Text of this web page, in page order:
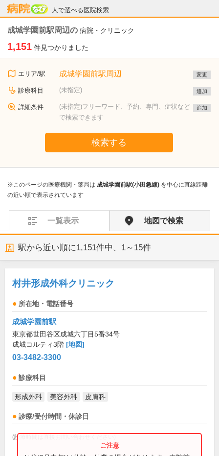
人で選べる医院検索
病院なび
成城学園前駅周辺の 病院・クリニック
1,151 件見つかりました
エリア/駅 成城学園前駅周辺 変更
診療科目 (未指定) 追加
詳細条件
(未指定)フリーワード、予約、専門、症状など
で検索できます
追加
検索する
※このページの医療機関・薬局は 成城学園前駅(小田急線) を中心に直線距離
の近い順で表示されています
一覧表示 地図で検索
駅から近い順に1,151件中、 1～15件
村井形成外科クリニック
所在地・電話番号
成城学園前駅
東京都世田谷区成城六丁目5番34号
成城コルティ3階 [地図]
03-3482-3300
診療科目
形成外科 美容外科 皮膚科
診療/受付時間・休診日
(診療時間は直接お問い合わせください)